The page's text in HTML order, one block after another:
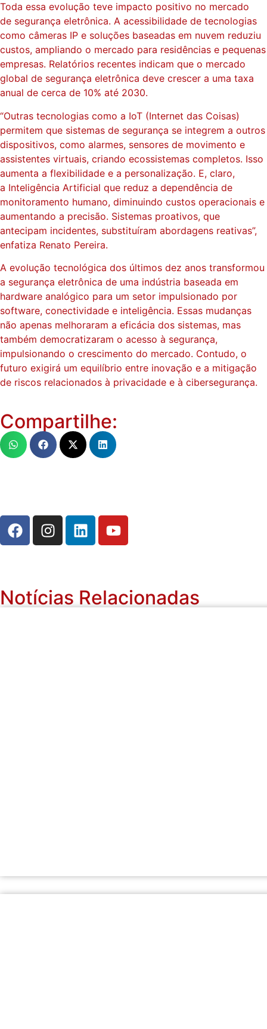
Toda essa evolução teve impacto positivo no mercado
de segurança eletrônica. A acessibilidade de tecnologias
como câmeras IP e soluções baseadas em nuvem reduziu
custos, ampliando o mercado para residências e pequenas
empresas. Relatórios recentes indicam que o mercado
global de segurança eletrônica deve crescer a uma taxa
anual de cerca de 10% até 2030.
“Outras tecnologias como a IoT (Internet das Coisas)
permitem que sistemas de segurança se integrem a outros
dispositivos, como alarmes, sensores de movimento e
assistentes virtuais, criando ecossistemas completos. Isso
aumenta a flexibilidade e a personalização. E, claro,
a Inteligência Artificial que reduz a dependência de
monitoramento humano, diminuindo custos operacionais e
aumentando a precisão. Sistemas proativos, que
antecipam incidentes, substituíram abordagens reativas”,
enfatiza Renato Pereira.
A evolução tecnológica dos últimos dez anos transformou
a segurança eletrônica de uma indústria baseada em
hardware analógico para um setor impulsionado por
software, conectividade e inteligência. Essas mudanças
não apenas melhoraram a eficácia dos sistemas, mas
também democratizaram o acesso à segurança,
impulsionando o crescimento do mercado. Contudo, o
futuro exigirá um equilíbrio entre inovação e a mitigação
de riscos relacionados à privacidade e à cibersegurança.
Compartilhe:
Notícias Relacionadas